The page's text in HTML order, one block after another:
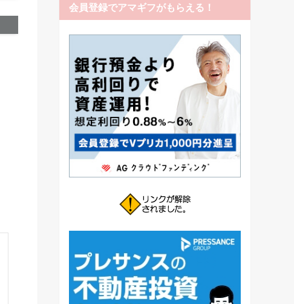
会員登録でアマギフがもらえる！